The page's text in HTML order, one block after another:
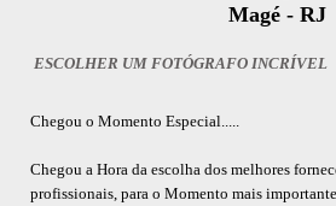
Magé - RJ
ESCOLHER UM FOTÓGRAFO INCRÍVEL
Chegou o Momento Especial.....
Chegou a Hora da escolha dos melhores
profissionais, para o Momento mais